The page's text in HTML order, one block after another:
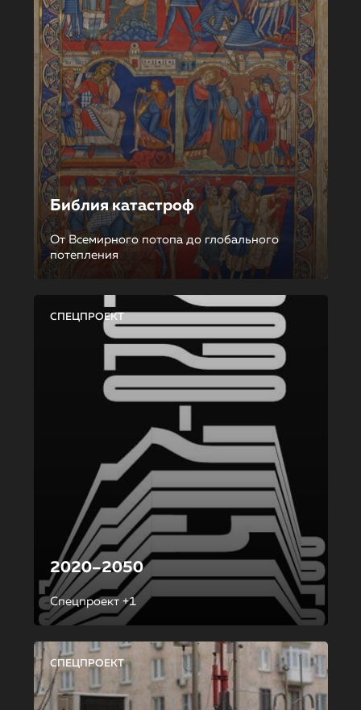
Библия катастроф
От Всемирного потопа до глобального
потепления
СПЕЦПРОЕКТ
2020–2050
Спецпроект +1
СПЕЦПРОЕКТ